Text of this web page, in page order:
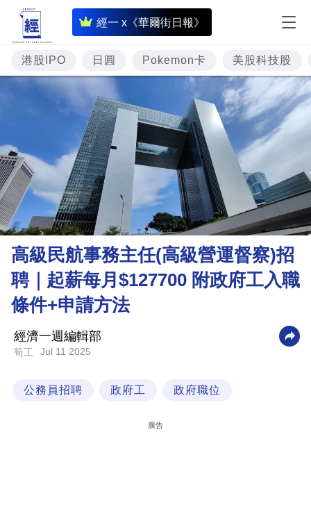
經一 x《華爾街日報》
即
時
財
經
專
題
投
資
樓
市
理
財
商
業
科
技
港股IPO 日圓 Pokemon卡 美股科技股
高級民航事務主任(高級營運督察)招
聘｜起薪每月$127700 附政府工入職
條件+申請方法
經濟一週編輯部
筍工 Jul 11 2025
公務員招聘 政府工 政府職位
廣告